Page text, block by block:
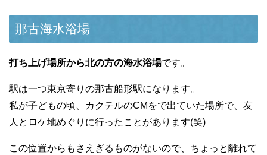
那古海水浴場
打ち上げ場所から北の方の海水浴場です。
駅は一つ東京寄りの那古船形駅になります。
私が子どもの頃、カクテルのCMをで出ていた場所で、友
人とロケ地めぐりに行ったことがあります(笑)
この位置からもさえぎるものがないので、ちょっと離れて